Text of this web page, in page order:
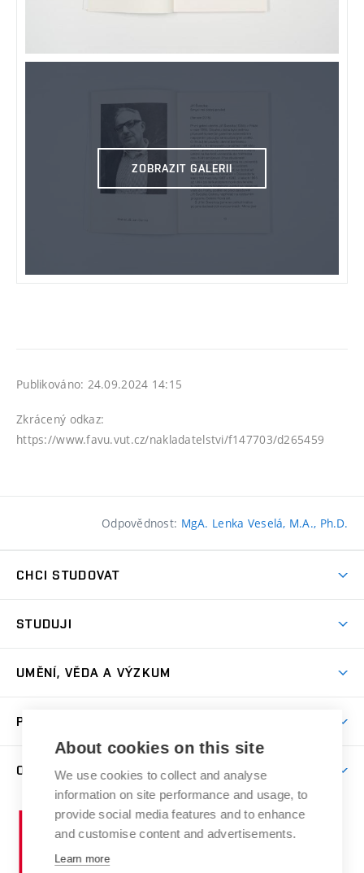
ZOBRAZIT GALERII
Publikováno: 24.09.2024 14:15
Zkrácený odkaz:
https://www.favu.vut.cz/nakladatelstvi/f147703/d265459
Odpovědnost: MgA. Lenka Veselá, M.A., Ph.D.
CHCI STUDOVAT
Přijímačky
Dny otevřených dveří
Přípravné kurzy
Studium bez bariér
Katedra teorií a dějin umění
Kabinety a dílny
Kontakt
E-přihláška
STUDUJI
Časový plán studia
Studijní předpisy a formuláře
Studium a stáže v zahraničí
Rezidenční pobyty
Odborná praxe
Stipendia
UMĚNÍ, VĚDA A VÝZKUM
Publikační činnost
Projekty
Výstavy
PRO VEŘEJNOST
Letní školy a semestrální kurzy
Nakladatelská a vydavatelská činnost
Research Catalogue
Galerie
O FAKULTĚ
Aktuality
Informační tabule
Organizační struktura
Vysoké
učení
About cookies on this site
We use cookies to collect and analyse
information on site performance and usage, to
provide social media features and to enhance
and customise content and advertisements.
Learn more